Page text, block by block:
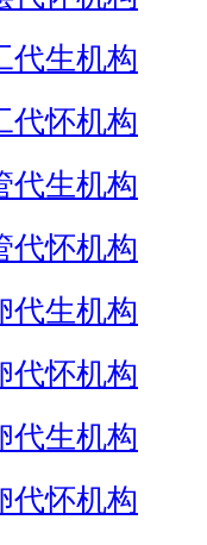
代生机构
代怀机构
代生机构
代怀机构
代生机构
代怀机构
代生机构
代怀机构